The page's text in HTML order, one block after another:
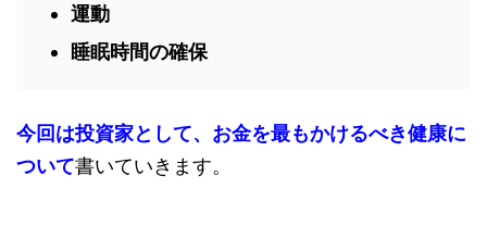
運動
睡眠時間の確保
今回は投資家として、お金を最もかけるべき健康に
ついて書いていきます。